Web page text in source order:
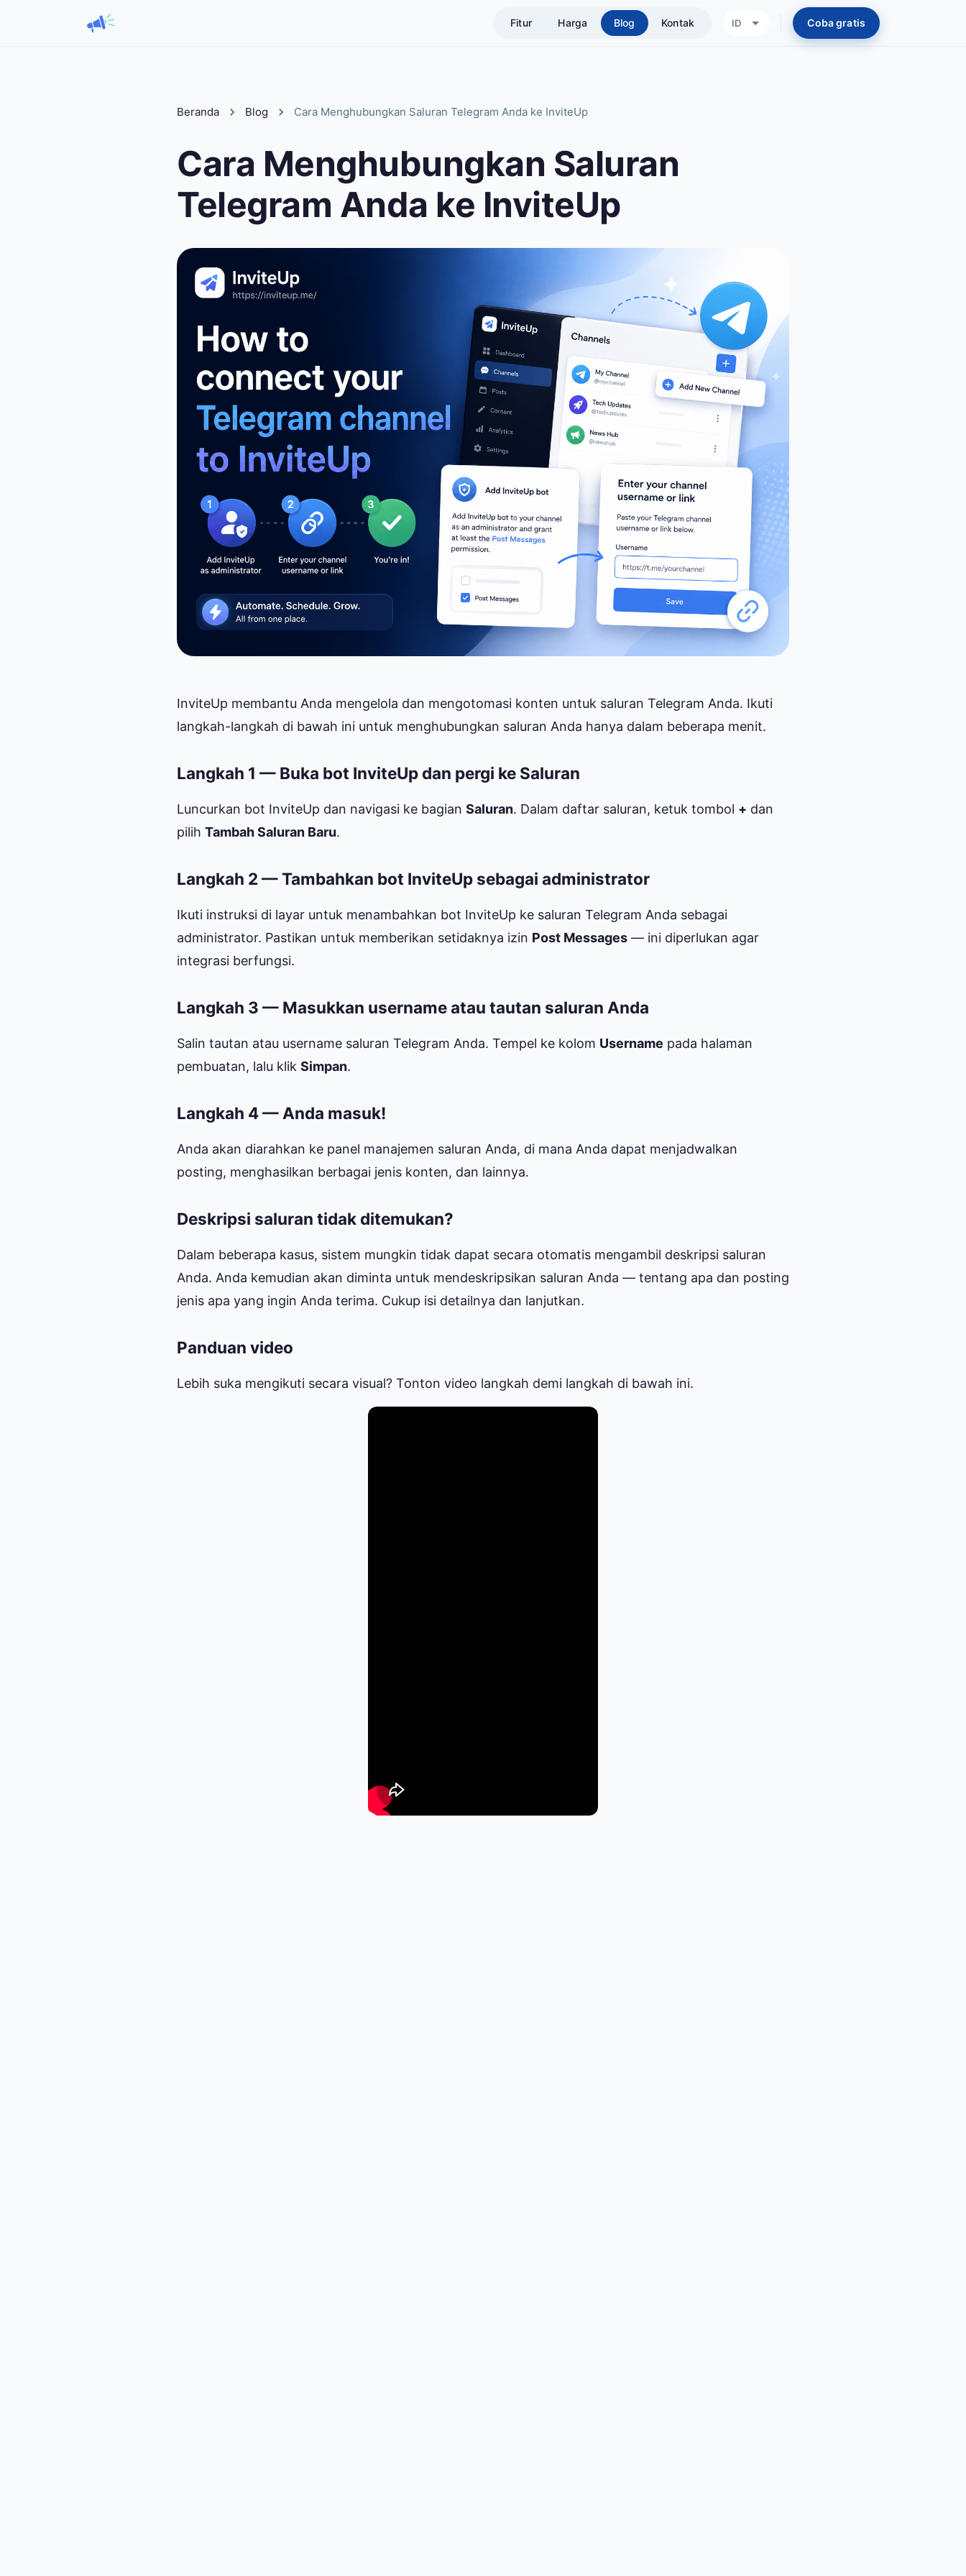
Fitur Harga Blog Kontak ID Coba gratis
Beranda Blog Cara Menghubungkan Saluran Telegram Anda ke InviteUp
Cara Menghubungkan Saluran
Telegram Anda ke InviteUp
InviteUp membantu Anda mengelola dan mengotomasi konten untuk saluran Telegram Anda. Ikuti
langkah-langkah di bawah ini untuk menghubungkan saluran Anda hanya dalam beberapa menit.
Langkah 1 — Buka bot InviteUp dan pergi ke Saluran
Luncurkan bot InviteUp dan navigasi ke bagian Saluran. Dalam daftar saluran, ketuk tombol + dan
pilih Tambah Saluran Baru.
Langkah 2 — Tambahkan bot InviteUp sebagai administrator
Ikuti instruksi di layar untuk menambahkan bot InviteUp ke saluran Telegram Anda sebagai
administrator. Pastikan untuk memberikan setidaknya izin Post Messages — ini diperlukan agar
integrasi berfungsi.
Langkah 3 — Masukkan username atau tautan saluran Anda
Salin tautan atau username saluran Telegram Anda. Tempel ke kolom Username pada halaman
pembuatan, lalu klik Simpan.
Langkah 4 — Anda masuk!
Anda akan diarahkan ke panel manajemen saluran Anda, di mana Anda dapat menjadwalkan
posting, menghasilkan berbagai jenis konten, dan lainnya.
Deskripsi saluran tidak ditemukan?
Dalam beberapa kasus, sistem mungkin tidak dapat secara otomatis mengambil deskripsi saluran
Anda. Anda kemudian akan diminta untuk mendeskripsikan saluran Anda — tentang apa dan posting
jenis apa yang ingin Anda terima. Cukup isi detailnya dan lanjutkan.
Panduan video
Lebih suka mengikuti secara visual? Tonton video langkah demi langkah di bawah ini.